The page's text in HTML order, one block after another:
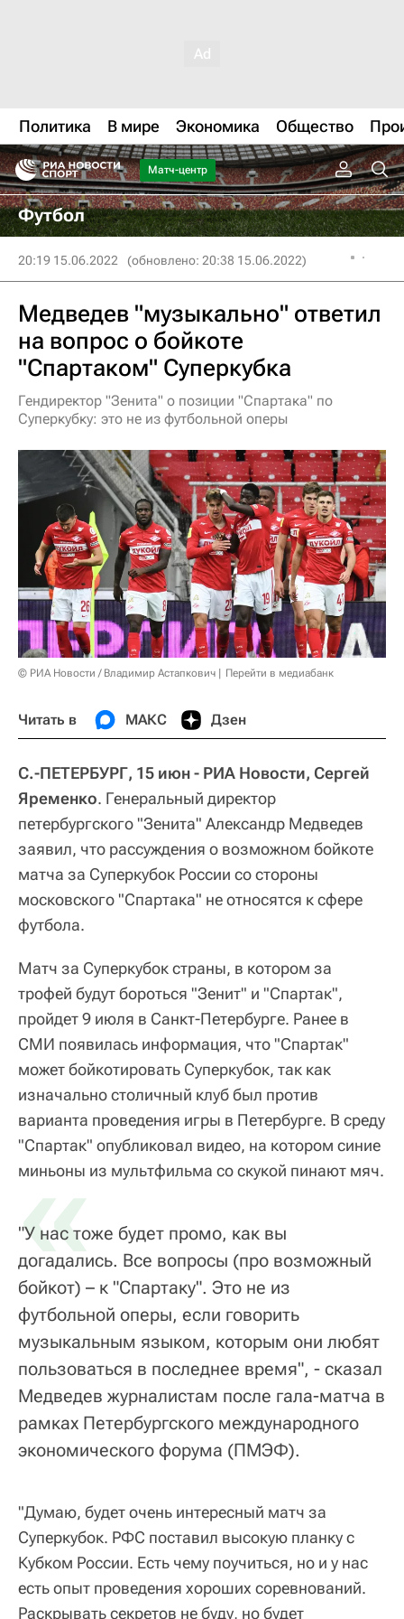
Политика В мире Экономика Общество
Матч-центр
Футбол
20:19 15.06.2022 (обновлено: 20:38 15.06.2022)
Медведев "музыкально" ответил
на вопрос о бойкоте
"Спартаком" Суперкубка
Гендиректор "Зенита" о позиции "Спартака" по
Суперкубку: это не из футбольной оперы
© РИА Новости / Владимир Астапкович Перейти в медиабанк
Читать в МАКС Дзен
С.-ПЕТЕРБУРГ, 15 июн - РИА Новости, Сергей
Яременко. Генеральный директор
петербургского "Зенита" Александр Медведев
заявил, что рассуждения о возможном бойкоте
матча за Суперкубок России со стороны
московского "Спартака" не относятся к сфере
футбола.
Матч за Суперкубок страны, в котором за
трофей будут бороться "Зенит" и "Спартак",
пройдет 9 июля в Санкт-Петербурге. Ранее в
СМИ появилась информация, что "Спартак"
может бойкотировать Суперкубок, так как
изначально столичный клуб был против
варианта проведения игры в Петербурге. В среду
"Спартак" опубликовал видео, на котором синие
миньоны из мультфильма со скукой пинают мяч.
«
"У нас тоже будет промо, как вы
догадались. Все вопросы (про возможный
бойкот) – к "Спартаку". Это не из
футбольной оперы, если говорить
музыкальным языком, которым они любят
пользоваться в последнее время", - сказал
Медведев журналистам после гала-матча в
рамках Петербургского международного
экономического форума (ПМЭФ).
"Думаю, будет очень интересный матч за
Суперкубок. РФС поставил высокую планку с
Кубком России. Есть чему поучиться, но и у нас
есть опыт проведения хороших соревнований.
Раскрывать секретов не буду, но будет